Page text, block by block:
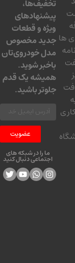
تخفیف‌ها،
پیشنهادهای
ویژه و قطعات
جدید مخصوص
مدل خودروی‌تان
باخبر شوید.
همیشه یک قدم
جلوتر باشید.
عضویت
ما را در شبکه های
اجتماعی دنبال کنید